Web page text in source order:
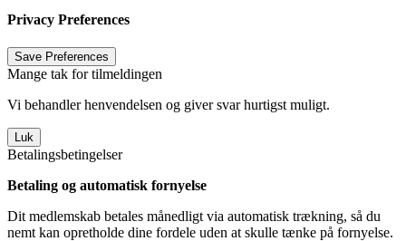
Privacy Preferences
Mange tak for tilmeldingen
Vi behandler henvendelsen og giver svar hurtigst muligt.
Luk
Betalingsbetingelser
Betaling og automatisk fornyelse
Dit medlemskab betales månedligt via automatisk trækning, så du
nemt kan opretholde dine fordele uden at skulle tænke på fornyelse.